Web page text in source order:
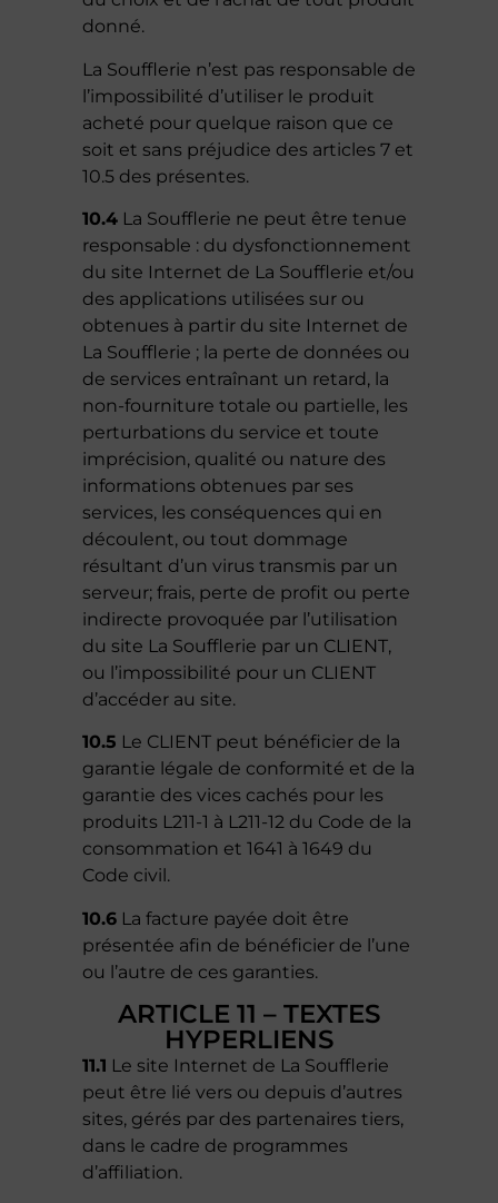
donné.
La Soufflerie n’est pas responsable de
l’impossibilité d’utiliser le produit
acheté pour quelque raison que ce
soit et sans préjudice des articles 7 et
10.5 des présentes.
10.4 La Soufflerie ne peut être tenue
responsable : du dysfonctionnement
du site Internet de La Soufflerie et/ou
des applications utilisées sur ou
obtenues à partir du site Internet de
La Soufflerie ; la perte de données ou
de services entraînant un retard, la
non-fourniture totale ou partielle, les
perturbations du service et toute
imprécision, qualité ou nature des
informations obtenues par ses
services, les conséquences qui en
découlent, ou tout dommage
résultant d’un virus transmis par un
serveur; frais, perte de profit ou perte
indirecte provoquée par l’utilisation
du site La Soufflerie par un CLIENT,
ou l’impossibilité pour un CLIENT
d’accéder au site.
10.5 Le CLIENT peut bénéficier de la
garantie légale de conformité et de la
garantie des vices cachés pour les
produits L211-1 à L211-12 du Code de la
consommation et 1641 à 1649 du
Code civil.
10.6 La facture payée doit être
présentée afin de bénéficier de l’une
ou l’autre de ces garanties.
ARTICLE 11 – TEXTES
HYPERLIENS
11.1 Le site Internet de La Soufflerie
peut être lié vers ou depuis d’autres
sites, gérés par des partenaires tiers,
dans le cadre de programmes
d’affiliation.